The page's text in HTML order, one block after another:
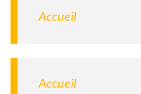
Accueil
Accueil